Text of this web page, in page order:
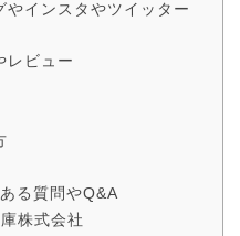
やインスタやツイッター
レビュー
る質問やQ&A
株式会社